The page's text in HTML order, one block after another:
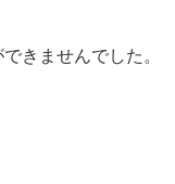
きませんでした。